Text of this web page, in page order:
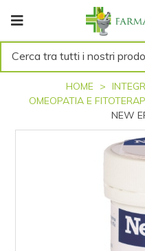
Cerca tra tutti i nostri
HOME
OMEOPATIA E
NEW